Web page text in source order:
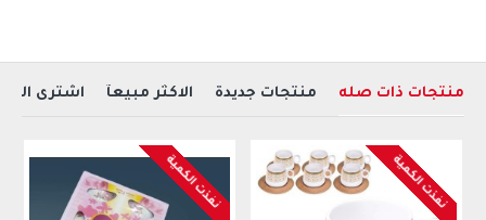
احصل عليه الان ..
منتجات ذات صله منتجات جديدة الاكثر مبيعآ اشترى
نفذت الكمية نفذت الكمية